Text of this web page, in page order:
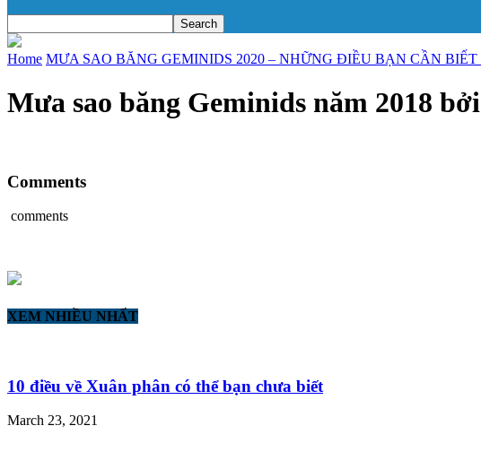
Home MƯA SAO BĂNG GEMINIDS 2020 – NHỮNG ĐIỀU BẠN CẦN BIẾT
Mưa sao băng Geminids năm 2018
Comments
comments
XEM NHIỀU NHẤT
10 điều về Xuân phân có thể bạn chưa biết
March 23, 2021